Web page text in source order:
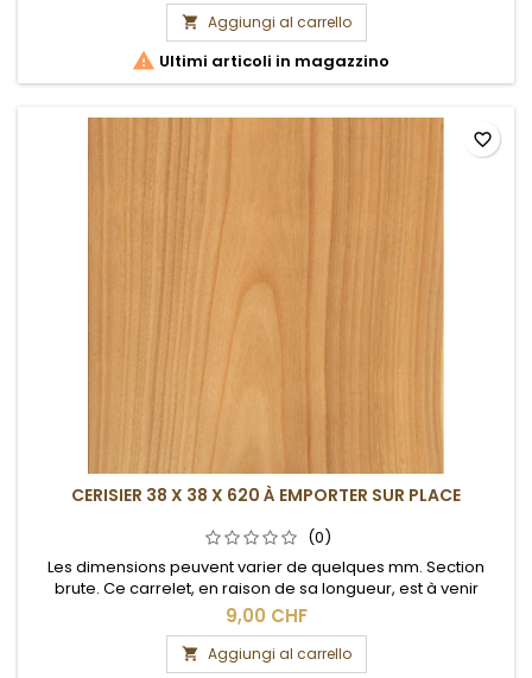
 Aggiungi al carrello
 Ultimi articoli in magazzino
CERISIER 38 X 38 X 620 À EMPORTER SUR PLACE
(0)
Les dimensions peuvent varier de quelques mm. Section
brute. Ce carrelet, en raison de sa longueur, est à venir
chercher sur place.
9,00 CHF
 Aggiungi al carrello
favorite_border